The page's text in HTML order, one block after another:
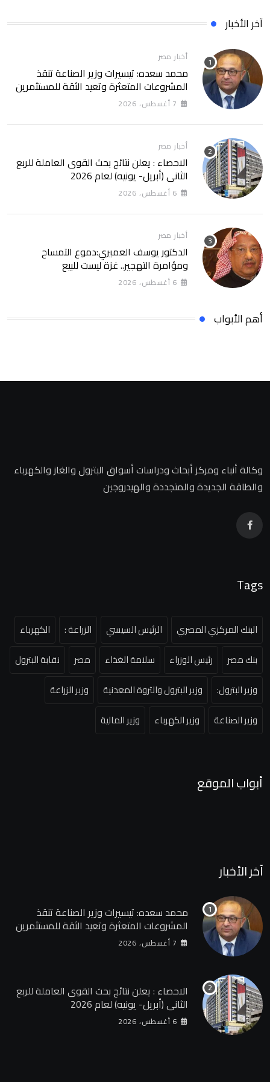
آخر الأخبار
أخبار مصر
محمد سعده: تيسيرات وزير الصناعة تنقذ
المشروعات المتعثرة وتعيد الثقة للمستثمرين
7 أغسطس، 2026
أخبار مصر
الاحصاء : يعلن نتائج بحث القوى العاملة للربع
الثانى (أبريل- يونيه) لعام 2026
6 أغسطس، 2026
أخبار مصر
الدكتور يوسف العميري:دموع التمساح
ومؤامرة التهجير.. غزة ليست للبيع
6 أغسطس، 2026
أهم الأبواب
وكالة أنباء ومركز أبحاث ودراسات أسواق البترول والغاز والكهرباء
والطاقة الجديدة والمتجددة والهيدروجين
Tags
البنك المركزي المصري الرئيس السيسي الزراعة :
الكهرباء
بنك مصر
رئيس الوزراء سلامة الغذاء مصر
نقابة البترول
وزير البترول:
وزير البترول والثروة المعدنية
وزير الزراعة
وزير الصناعة
وزير الكهرباء وزير المالية
أبواب الموقع
آخر الأخبار
محمد سعده: تيسيرات وزير الصناعة تنقذ
المشروعات المتعثرة وتعيد الثقة للمستثمرين
7 أغسطس، 2026
الاحصاء : يعلن نتائج بحث القوى العاملة للربع
الثانى (أبريل- يونيه) لعام 2026
6 أغسطس، 2026